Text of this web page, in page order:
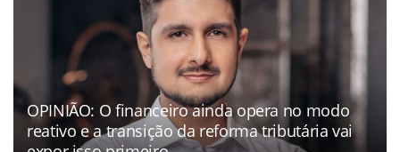
OPINIÃO: O financeiro ainda opera no modo
reativo e a transição da reforma tributária vai